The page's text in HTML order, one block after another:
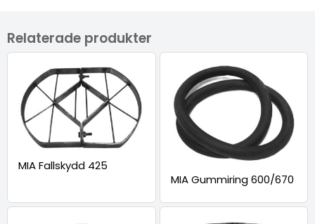
Relaterade produkter
MIA Fallskydd 425
MIA Gummiring 600/670